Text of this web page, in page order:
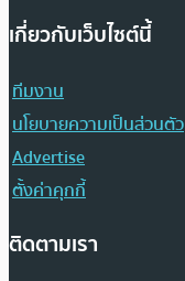
เกี่ยวกับเว็บไซต์นี้
ทีมงาน
นโยบายความเป็นส่วนตัว
Advertise
ตั้งค่าคุกกี้
ติดตามเรา